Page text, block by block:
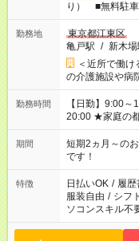
り） ■無料駐車
勤務地
東京都江東区
亀戸駅 / 新木場
＜近所で働
の介護施設や病
勤務時間
【日勤】9:00
20:00 ★家庭の
さい。
期間
短期2ヵ月～の
です！
特徴 日払いOK / 履歴
服装自由 / シフ
ソコンスキル不